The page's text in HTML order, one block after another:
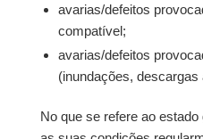
avarias/defeitos
compatível;
avarias/defeitos
(inundações,
No que se refere ao